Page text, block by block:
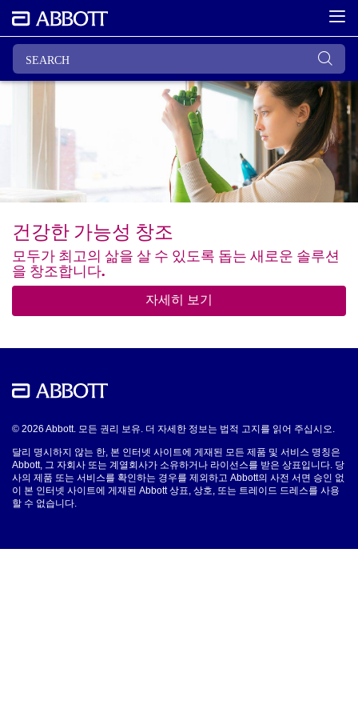
건강한 가능성 창조
모두가 최고의 삶을 살 수 있도록 돕는 새로운 솔루션
을 창조합니다.
자세히 보기
© 2026 Abbott. 모든 권리 보유. 더 자세한 정보는 법적 고지를 읽어 주십시오.
달리 명시하지 않는 한, 본 인터넷 사이트에 게재된 모든 제품 및 서비스 명칭은
Abbott, 그 자회사 또는 계열회사가 소유하거나 라이선스를 받은 상표입니다. 당
사의 제품 또는 서비스를 확인하는 경우를 제외하고 Abbott의 사전 서면 승인 없
이 본 인터넷 사이트에 게재된 Abbott 상표, 상호, 또는 트레이드 드레스를 사용
할 수 없습니다.